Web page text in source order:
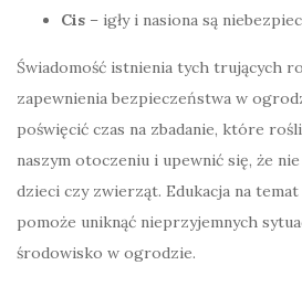
Cis – igły i nasiona są
Świadomość istnienia tych trujących
zapewnienia bezpieczeństwa w
poświęcić czas na zbadanie, które
naszym otoczeniu i upewnić się, że
dzieci czy zwierząt. Edukacja na
pomoże uniknąć nieprzyjemnych
środowisko w ogrodzie.